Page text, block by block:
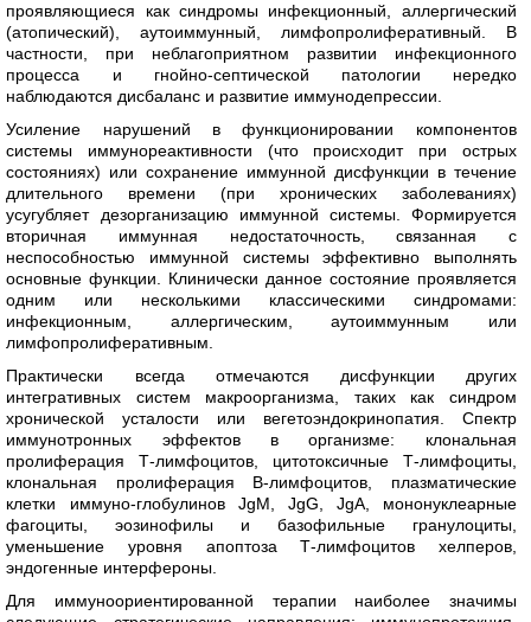
проявляющиеся как синдромы инфекционный, аллергический
(атопический), аутоиммунный, лимфопролиферативный. В
частности, при неблагоприятном развитии инфекционного
процесса и гнойно-септической патологии нередко
наблюдаются дисбаланс и развитие иммунодепрессии.
Усиление нарушений в функционировании компонентов
системы иммунореактивности (что происходит при острых
состояниях) или сохранение иммунной дисфункции в течение
длительного времени (при хронических заболеваниях)
усугубляет дезорганизацию иммунной системы. Формируется
вторичная иммунная недостаточность, связанная с
неспособностью иммунной системы эффективно выполнять
основные функции. Клинически данное состояние проявляется
одним или несколькими классическими синдромами:
инфекционным, аллергическим, аутоиммунным или
лимфопролиферативным.
Практически всегда отмечаются дисфункции других
интегративных систем макроорганизма, таких как синдром
хронической усталости или вегетоэндокринопатия. Спектр
иммунотронных эффектов в организме: клональная
пролиферация Т-лимфоцитов, цитотоксичные Т-лимфоциты,
клональная пролиферация В-лимфоцитов, плазматические
клетки иммуно-глобулинов JgM, JgG, JgA, мононуклеарные
фагоциты, эозинофилы и базофильные гранулоциты,
уменьшение уровня апоптоза Т-лимфоцитов хелперов,
эндогенные интерфероны.
Для иммуноориентированной терапии наиболее значимы